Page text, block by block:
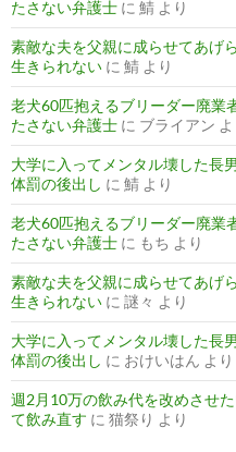
たさない弁護士 に 鯖 より
素敵な夫を父親に成らせてあげ
生きられない に 鯖 より
老犬60匹抱えるブリーダー廃業
たさない弁護士 に ブライアン
大学に入ってメンタル壊した長
体罰の後出し に 鯖 より
老犬60匹抱えるブリーダー廃業
たさない弁護士 に もち より
素敵な夫を父親に成らせてあげ
生きられない に 謎々 より
大学に入ってメンタル壊した長
体罰の後出し に おけいはん より
週2月10万の飲み代を改めさせ
て飲み直す に 猫祭り より